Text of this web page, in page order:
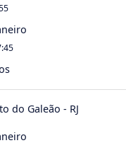
do Galeão - RJ